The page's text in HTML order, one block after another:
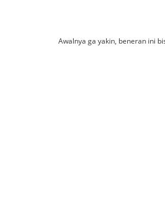
Awalnya ga yakin, beneran ini